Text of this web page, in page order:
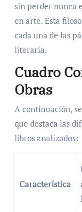
sin perder nunca
en arte. Esta
cada una de las
literaria.
Cuadro
Obras
A continuación,
que destaca las
libros analizados:
Característica